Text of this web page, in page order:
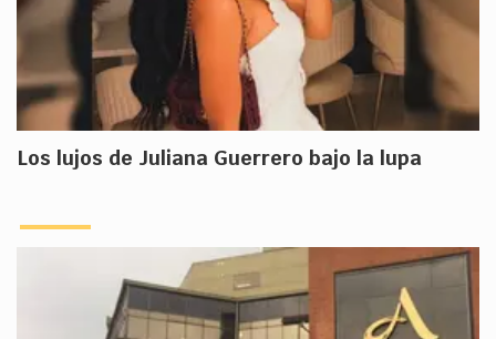
Los lujos de Juliana Guerrero bajo la lupa